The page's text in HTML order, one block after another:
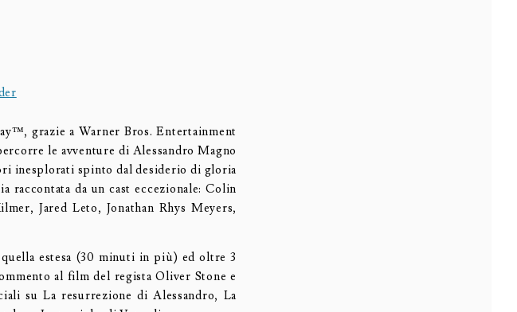
grazie a Warner Bros. Entertainment
le avventure di Alessandro Magno
inesplorati spinto dal desiderio di gloria
raccontata da un cast eccezionale: Colin
Jared Leto, Jonathan Rhys Meyers,
estesa (30 minuti in più) ed oltre 3
al film del regista Oliver Stone e
su La resurrezione di Alessandro, La